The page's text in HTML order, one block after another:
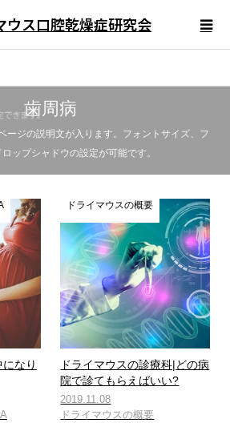
ウス口腔乾燥症研究会
歯周病
ージの説明文が入ります。フォントサイズ、フ
ップシャドウの設定が可能です。
なり
ドライマウスの概要
ドライマウスの診療科|どの病
院で診てもらえばいい?
2019.11.08
ドライマウスの概要